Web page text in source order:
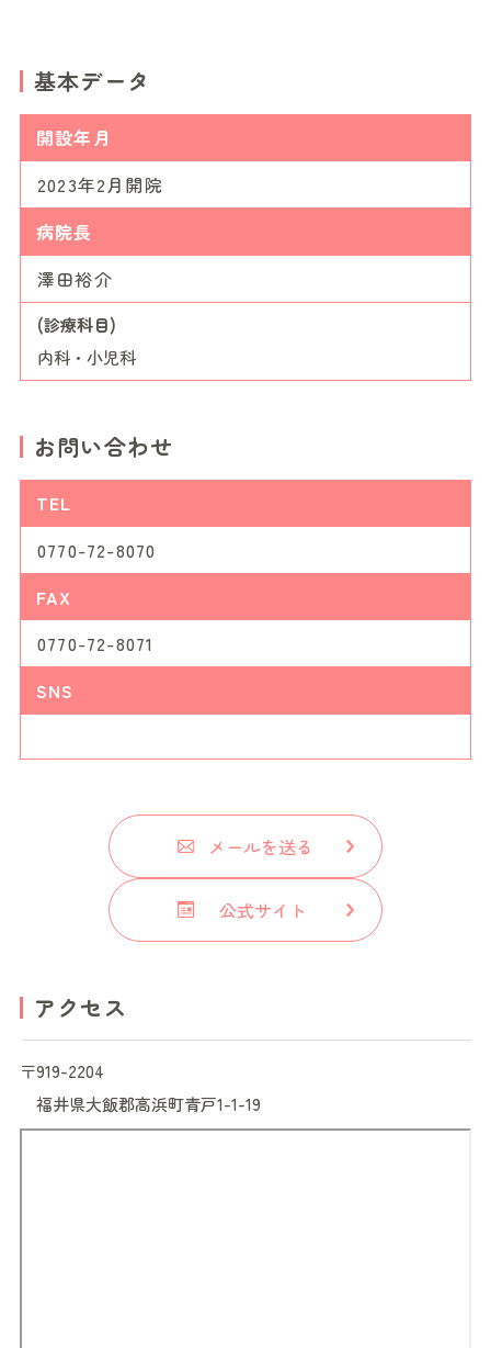
基本データ
開設年月
2023年2月開院
病院長
澤田裕介
(診療科目)
内科・小児科
お問い合わせ
TEL
0770-72-8070
FAX
0770-72-8071
SNS
メールを送る
公式サイト
アクセス
〒919-2204
福井県大飯郡高浜町青戸1-1-19